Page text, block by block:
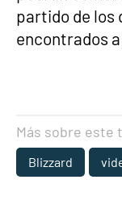
partido de los
encontrados
Más sobre este
Blizzard